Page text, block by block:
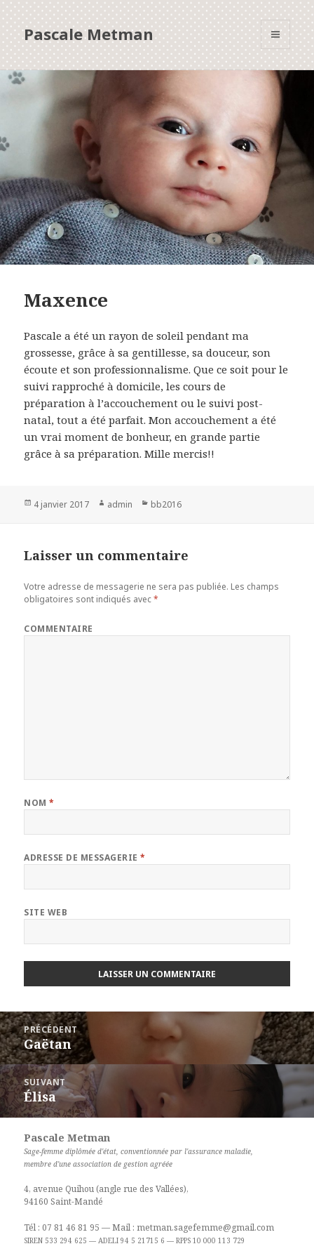
Pascale Metman
MENU
ET
WIDGETS
Maxence
Pascale a été un rayon de soleil pendant ma
grossesse, grâce à sa gentillesse, sa douceur, son
écoute et son professionnalisme. Que ce soit pour le
suivi rapproché à domicile, les cours de
préparation à l’accouchement ou le suivi post-
natal, tout a été parfait. Mon accouchement a été
un vrai moment de bonheur, en grande partie
grâce à sa préparation. Mille mercis!!
Publié
4 janvier 2017 Auteur
admin Catégories
bb2016
Laisser un commentaire
Votre adresse de messagerie ne sera pas publiée. Les champs
obligatoires sont indiqués avec*
COMMENTAIRE
NOM*
ADRESSE DE MESSAGERIE*
SITE WEB
Navigation
de
l’article
PRÉCÉDENT
Article
précédent :
Gaëtan
SUIVANT
Article
suivant :
Élisa
Pascale Metman
Sage-femme diplômée d'état, conventionnée par l'assurance maladie,
membre d'une association de gestion agréée
4, avenue Quihou (angle rue des Vallées),
94160 Saint-Mandé
Tél : 07 81 46 81 95 — Mail :metman.sagefemme@gmail.com
SIREN 533 294 625 — ADELI 94 5 21715 6 — RPPS 10 000 113 729